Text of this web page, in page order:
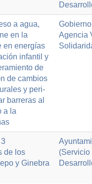
a agua,
en la
en energías
infantil y
de
de cambios
y peri-
barreras al
a la
Agencia
de los
y Ginebra
(Servicio